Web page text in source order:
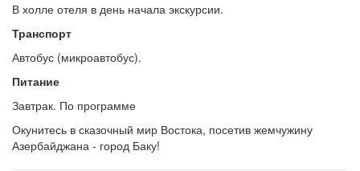
В холле отеля в день начала экскурсии.
Транспорт
Автобус (микроавтобус).
Питание
Завтрак. По программе
Окунитесь в сказочный мир Востока, посетив жемчужину
Азербайджана - город Баку!